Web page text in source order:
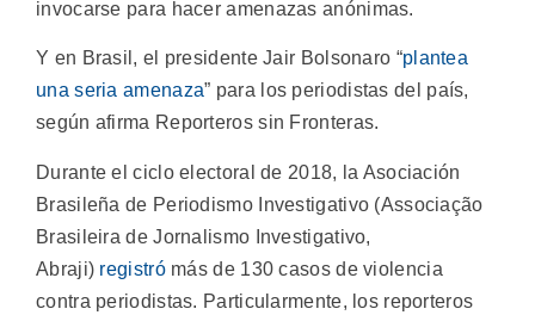
invocarse para hacer amenazas anónimas.
Y en Brasil, el presidente Jair Bolsonaro “plantea
una seria amenaza” para los periodistas del país,
según afirma Reporteros sin Fronteras.
Durante el ciclo electoral de 2018, la Asociación
Brasileña de Periodismo Investigativo (Associação
Brasileira de Jornalismo Investigativo,
Abraji) registrómás de 130 casos de violencia
contra periodistas. Particularmente, los reporteros